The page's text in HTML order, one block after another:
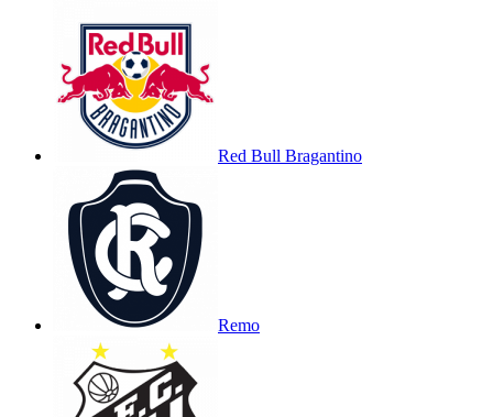
Red Bull Bragantino
Remo